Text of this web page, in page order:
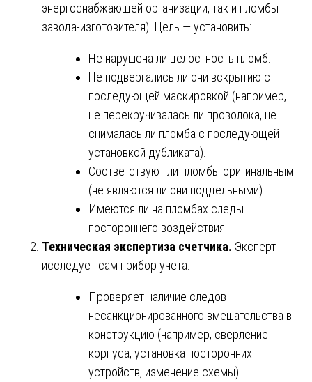
энергоснабжающей организации, так и пломбы
завода-изготовителя). Цель — установить:
Не нарушена ли целостность пломб.
Не подвергались ли они вскрытию с
последующей маскировкой (например,
не перекручивалась ли проволока, не
снималась ли пломба с последующей
установкой дубликата).
Соответствуют ли пломбы оригинальным
(не являются ли они поддельными).
Имеются ли на пломбах следы
постороннего воздействия.
Техническая экспертиза счетчика. Эксперт
исследует сам прибор учета:
Проверяет наличие следов
несанкционированного вмешательства в
конструкцию (например, сверление
корпуса, установка посторонних
устройств, изменение схемы).